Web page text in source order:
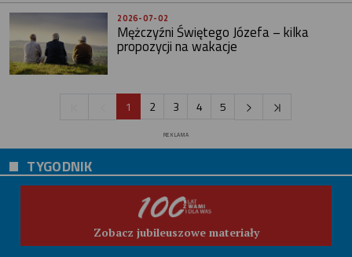
2026-07-02
Mężczyźni Świętego Józefa – kilka
propozycji na wakacje
1 2 3 4 5
REKLAMA
TYGODNIK
Zobacz jubileuszowe materiały